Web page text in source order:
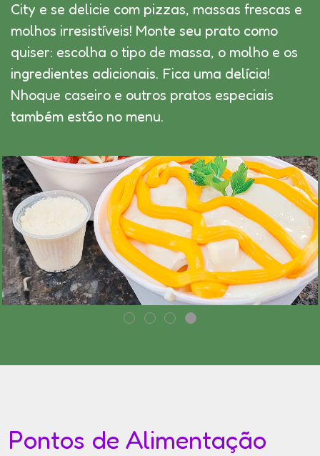
City e se delicie com pizzas, massas frescas e
molhos irresistíveis! Monte seu prato como
quiser: escolha o tipo de massa, o molho e os
ingredientes adicionais. Fica uma delícia!
Nhoque caseiro e outros pratos especiais
também estão no menu.
Pontos de Alimentação